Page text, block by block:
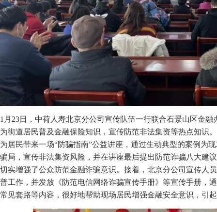
1月23日，中荷人寿北京分公司宣传队伍一行联合石景山区金
为街道居民普及金融保险知识，宣传防范非法集资等热点知识
为居民带来一场“防骗指南”公益讲座，通过生动典型的案例为
骗局，宣传非法集资风险，并在讲座最后提出防范诈骗八大建
切实增强了公众防范金融诈骗意识。接着，北京分公司宣传人
普工作，并发放《防范电信网络诈骗宣传手册》等宣传手册，
常见套路等内容，很好地帮助现场居民增强金融安全意识，引